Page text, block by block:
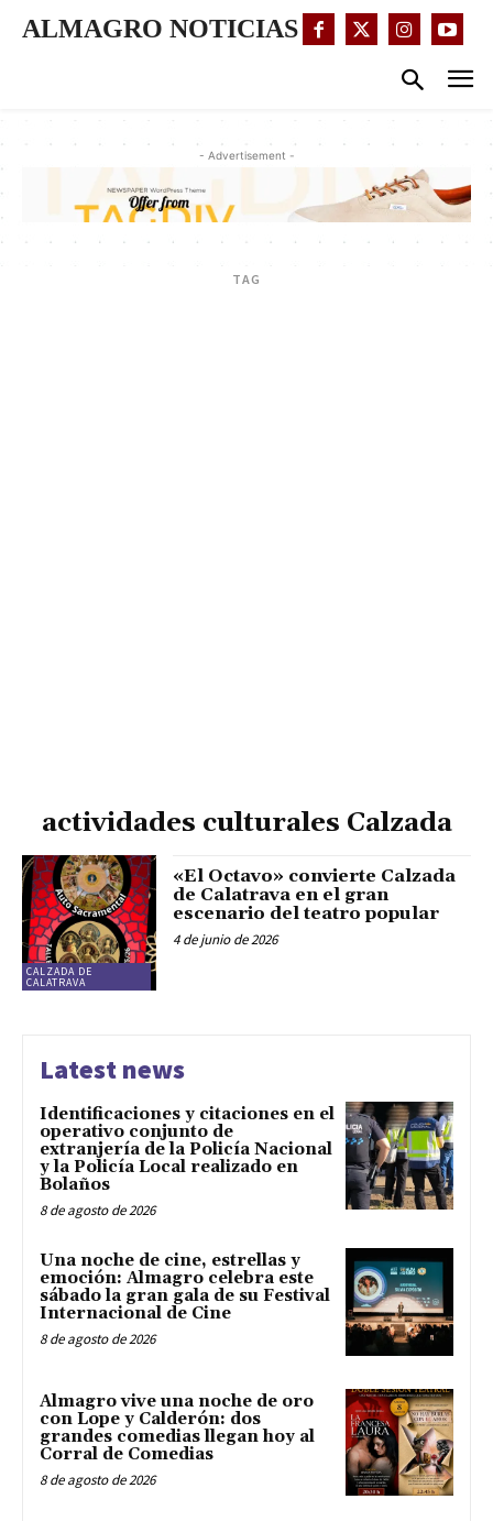
ALMAGRO NOTICIAS
- Advertisement -
TAG
actividades culturales Calzada
CALZADA DE
CALATRAVA
«El Octavo» convierte Calzada
de Calatrava en el gran
escenario del teatro popular
4 de junio de 2026
Latest news
Identificaciones y citaciones en el
operativo conjunto de
extranjería de la Policía Nacional
y la Policía Local realizado en
Bolaños
8 de agosto de 2026
Una noche de cine, estrellas y
emoción: Almagro celebra este
sábado la gran gala de su Festival
Internacional de Cine
8 de agosto de 2026
Almagro vive una noche de oro
con Lope y Calderón: dos
grandes comedias llegan hoy al
Corral de Comedias
8 de agosto de 2026